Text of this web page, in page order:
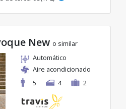
New o similar
Automático
Aire acondicionado
5
4 2